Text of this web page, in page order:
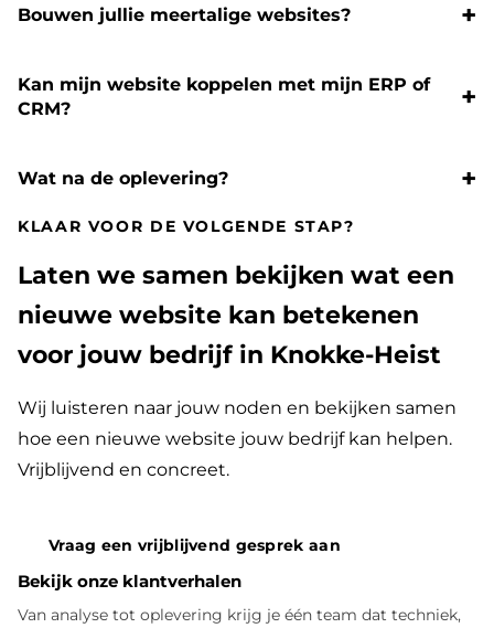
Bouwen jullie meertalige websites?
Kan mijn website koppelen met mijn ERP of
CRM?
Wat na de oplevering?
KLAAR VOOR DE VOLGENDE STAP?
Laten we samen bekijken wat een
nieuwe website kan betekenen
voor jouw bedrijf in Knokke-Heist
Wij luisteren naar jouw noden en bekijken samen
hoe een nieuwe website jouw bedrijf kan helpen.
Vrijblijvend en concreet.
Vraag een vrijblijvend gesprek aan
Bekijk onze klantverhalen
Van analyse tot oplevering krijg je één team dat techniek,